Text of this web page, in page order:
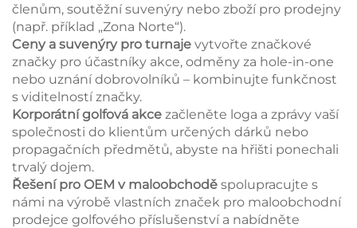
členům, soutěžní suvenýry nebo zboží pro prodejny
(např. příklad „Zona Norte“).
Ceny a suvenýry pro turnaje vytvořte značkové
značky pro účastníky akce, odměny za hole-in-one
nebo uznání dobrovolníků – kombinujte funkčnost
s viditelností značky.
Korporátní golfová akce začleněte loga a zprávy vaší
společnosti do klientům určených dárků nebo
propagačních předmětů, abyste na hřišti ponechali
trvalý dojem.
Řešení pro OEM v maloobchodě spolupracujte s
námi na výrobě vlastních značek pro maloobchodní
prodejce golfového příslušenství a nabídněte